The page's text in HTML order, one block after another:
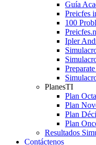
Guía
Preicfes
100
Ipler
PlanesTI
Plan
Plan
Plan
Plan
Resultados
Contáctenos